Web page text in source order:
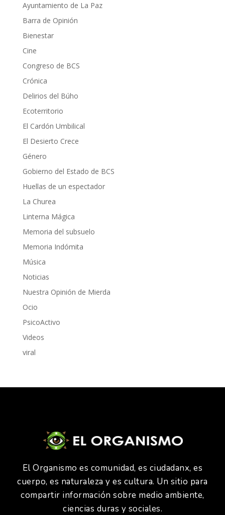
Ayuntamiento de La Paz
Barra de Opinión
Bienestar
Cine
Congreso de BCS
Crónica
Delirios del Búho
Ecoterritorio
El Cardón Umbilical
El Desierto Crece
Género
Gobierno del Estado de BCS
Huellas de un espectador
La Churea
Linterna Mágica
Memoria del subsuelo
Memoria Indómita
Música
Noticias
Nuestra Opinión de Mierda
Ocio
PsicoActivo
Videos
viral
El Organismo es comunidad, es ciudadanx, es
cuerpo, es naturaleza y es cultura. Un sitio para
compartir información sobre medio ambiente,
ciencias duras y sociales.